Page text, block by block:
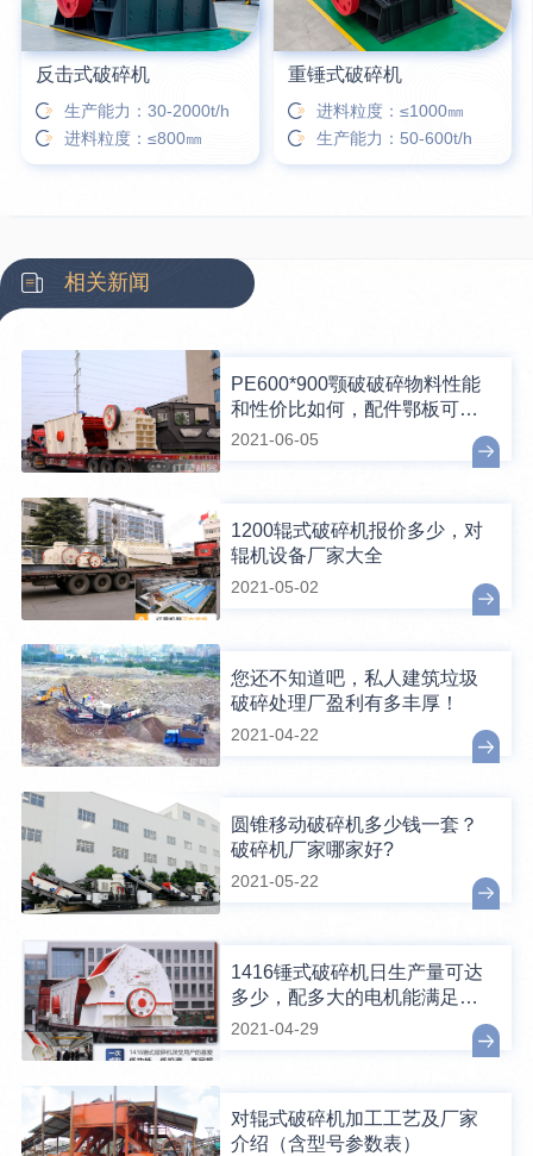
反击式破碎机
生产能力：30-2000t/h
进料粒度：≤800㎜
重锤式破碎机
进料粒度：≤1000㎜
生产能力：50-600t/h
相关新闻
PE600*900颚破破碎物料性能
和性价比如何，配件鄂板可换
吗？
2021-06-05
1200辊式破碎机报价多少，对
辊机设备厂家大全
2021-05-02
您还不知道吧，私人建筑垃圾
破碎处理厂盈利有多丰厚！
2021-04-22
圆锥移动破碎机多少钱一套？
破碎机厂家哪家好?
2021-05-22
1416锤式破碎机日生产量可达
多少，配多大的电机能满足破
碎生产需要？
2021-04-29
对辊式破碎机加工工艺及厂家
介绍（含型号参数表）